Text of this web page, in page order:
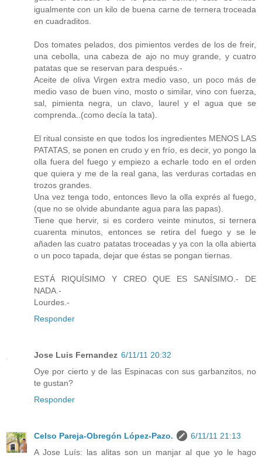
igualmente con un kilo de buena carne de ternera troceada
en cuadraditos.
Dos tomates pelados, dos pimientos verdes de los de freir,
una cebolla, una cabeza de ajo no muy grande, y cuatro
patatas que se reservan para después.-
Aceite de oliva Virgen extra medio vaso, un poco más de
medio vaso de buen vino, mosto o similar, vino con fuerza,
sal, pimienta negra, un clavo, laurel y el agua que se
comprenda..(como decía la tata).
El ritual consiste en que todos los ingredientes MENOS LAS
PATATAS, se ponen en crudo y en frío, es decir, yo pongo la
olla fuera del fuego y empiezo a echarle todo en el orden
que quiera y me de la real gana, las verduras cortadas en
trozos grandes.
Una vez tenga todo, entonces llevo la olla exprés al fuego,
(que no se olvide abundante agua para las papas).
Tiene que hervir, si es cordero veinte minutos, si ternera
cuarenta minutos, entonces se retira del fuego y se le
añaden las cuatro patatas troceadas y ya con la olla abierta
o un poco tapada, dejar que éstas se pongan tiernas.
ESTÁ RIQUÍSIMO Y CREO QUE ES SANÍSIMO.- DE
NADA.-
Lourdes.-
Responder
Jose Luis Fernandez 6/11/11 20:32
Oye por cierto y de las Espinacas con sus garbanzitos, no
te gustan?
Responder
Celso Pareja-Obregón López-Pazo.
6/11/11 21:13
A Jose Luís: las alitas son un manjar al que yo le hago